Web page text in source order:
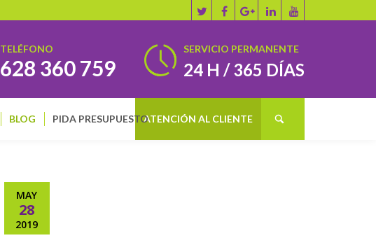
SERVICIO PERMANENTE
24 H / 365 DÍAS
TELÉFONO
628 360 759
BLOG ATENCIÓN AL CLIENTE
PIDA PRESUPUESTO
MAY
28
2019